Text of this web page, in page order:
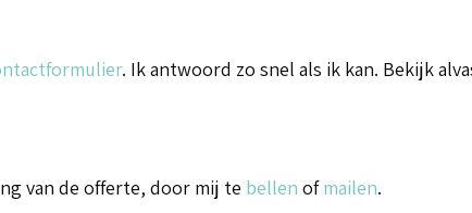
. Ik antwoord zo snel als ik kan. Bekijk
van de offerte, door mij te bellen ofmailen.